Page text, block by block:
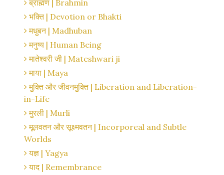
ब्राह्मण | Brahmin
भक्ति | Devotion or Bhakti
मधुबन | Madhuban
मनुष्य | Human Being
मातेश्वरी जी | Mateshwari ji
माया | Maya
मुक्ति और जीवनमुक्ति | Liberation and Liberation-
in-Life
मुरली | Murli
मूलवतन और सूक्ष्मवतन | Incorporeal and Subtle
Worlds
यज्ञ | Yagya
याद | Remembrance